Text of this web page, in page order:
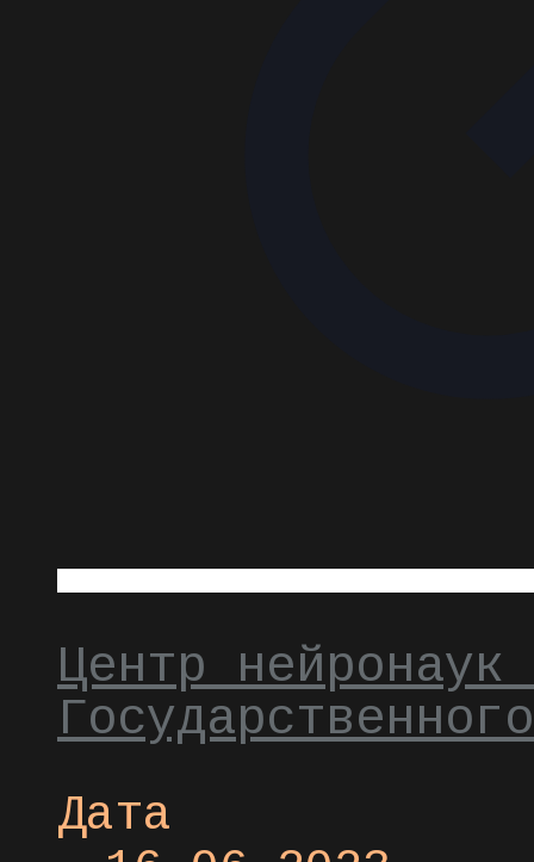
Центр нейронаук
Дата